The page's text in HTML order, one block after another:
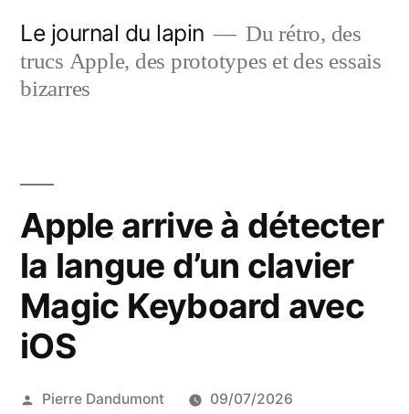
contenu
Le journal du lapin
Du rétro, des
trucs Apple, des prototypes et des essais
bizarres
Apple arrive à détecter
la langue d’un clavier
Magic Keyboard avec
iOS
Publié
Pierre Dandumont
09/07/2026